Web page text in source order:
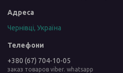
Чернівці, Україна
+380 (67) 704-10-05
заказ товаров viber. whatsapp